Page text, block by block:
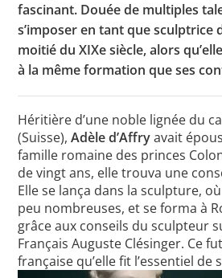
Concours de
Concours
Conférences, tables
Culture
fascinant. Douée de multiples
s’imposer en tant que sculptrice
moitié du XIXe siècle, alors
à la même formation que ses
Héritière d’une noble lignée du
(Suisse),Adèle d’Affryavait
famille romaine des princes
de vingt ans, elle trouva une
Elle se lança dans la sculpture,
peu nombreuses, et se forma à
grâce aux conseils du sculpteur
Français Auguste Clésinger. Ce
française qu’elle fit l’essentiel de